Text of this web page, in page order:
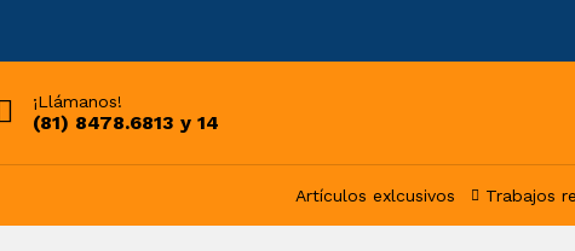
¡Llámanos!
(81) 8478.6813 y 14
Artículos exlcusivos Trabajos